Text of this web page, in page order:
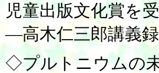
児童出版文化賞を
―高木仁三郎講義
◇プルトニウムの